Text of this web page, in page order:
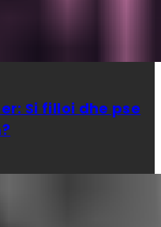
Si filloi dhe pse